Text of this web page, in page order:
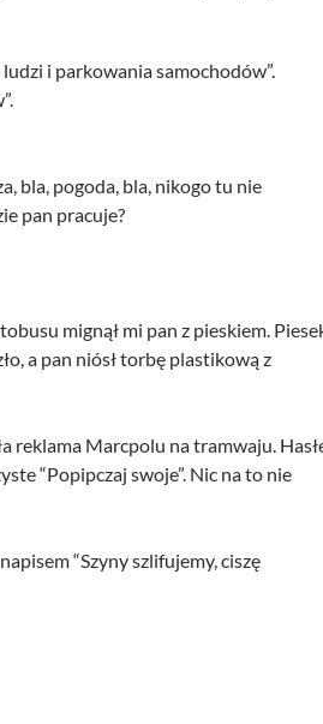
i parkowania samochodów”.
bla, pogoda, bla, nikogo tu nie
pan pracuje?
mignął mi pan z pieskiem.
a pan niósł torbę plastikową z
reklama Marcpolu na tramwaju.
“Popipczaj swoje”. Nic na to nie
“Szyny szlifujemy, ciszę